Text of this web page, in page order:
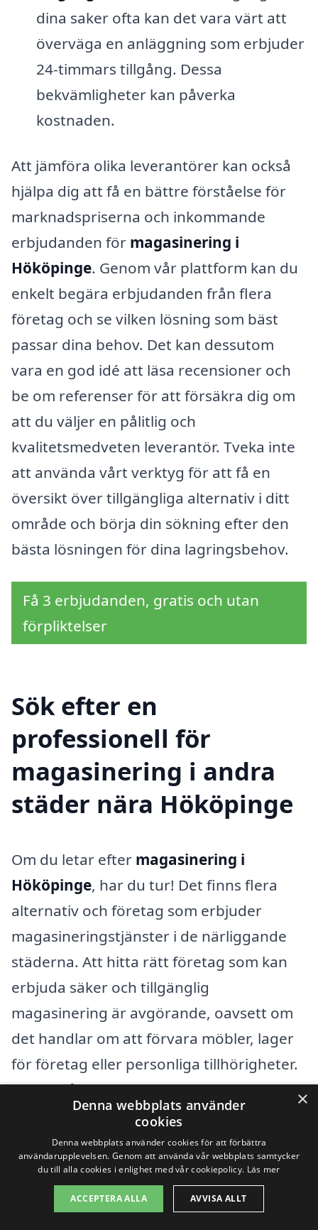
dina saker ofta kan det vara värt att
överväga en anläggning som erbjuder
24-timmars tillgång. Dessa
bekvämligheter kan påverka
kostnaden.
Att jämföra olika leverantörer kan också
hjälpa dig att få en bättre förståelse för
marknadspriserna och inkommande
erbjudanden för magasinering i
Hököpinge. Genom vår plattform kan du
enkelt begära erbjudanden från flera
företag och se vilken lösning som bäst
passar dina behov. Det kan dessutom
vara en god idé att läsa recensioner och
be om referenser för att försäkra dig om
att du väljer en pålitlig och
kvalitetsmedveten leverantör. Tveka inte
att använda vårt verktyg för att få en
översikt över tillgängliga alternativ i ditt
område och börja din sökning efter den
bästa lösningen för dina lagringsbehov.
Få 3 erbjudanden, gratis och utan
förpliktelser
Sök efter en
professionell för
magasinering i andra
städer nära Hököpinge
Om du letar efter magasinering i
Hököpinge, har du tur! Det finns flera
alternativ och företag som erbjuder
magasineringstjänster i de närliggande
städerna. Att hitta rätt företag som kan
erbjuda säker och tillgänglig
magasinering är avgörande, oavsett om
det handlar om att förvara möbler, lager
för företag eller personliga tillhörigheter.
Här är några omkringliggande städer där
du kan hitta konkurrenskraftiga
alternativ:
Vellinge
×
Denna webbplats använder
cookies
Denna webbplats använder cookies för att förbättra
användarupplevelsen. Genom att använda vår webbplats samtycker
du till alla cookies i enlighet med vår cookiepolicy. Läs mer
ACCEPTERA ALLA AVVISA ALLT